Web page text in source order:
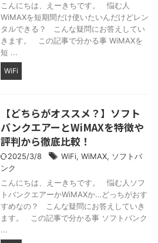
こんにちは、えーきちです。 悩む人
WiMAXを短期間だけ使いたいんだけどレン
タルできる？ こんな疑問にお答えしてい
きます。 この記事で分かる事 WiMAXを
短 ...
WiFi
【どちらがオススメ？】ソフト
バンクエアーとWiMAXを特徴や
評判から徹底比較！
2025/3/8 WiFi, WiMAX, ソフトバ
ンク
こんにちは、えーきちです。 悩む人ソフ
トバンクエアーかWiMAXか…どっちがおす
すめなの？ こんな疑問にお答えしていき
ます。 この記事で分かる事 ソフトバンク
...